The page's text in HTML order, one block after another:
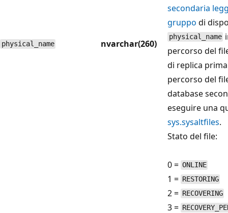
physical_name nvarchar(260)
secondaria
gruppo di
physical_name
percorso del
di replica
percorso del
database
eseguire una
sys.sysaltfiles.
Stato del file:
0 = ONLINE
1 = RESTORING
2 = RECOVERING
3 =